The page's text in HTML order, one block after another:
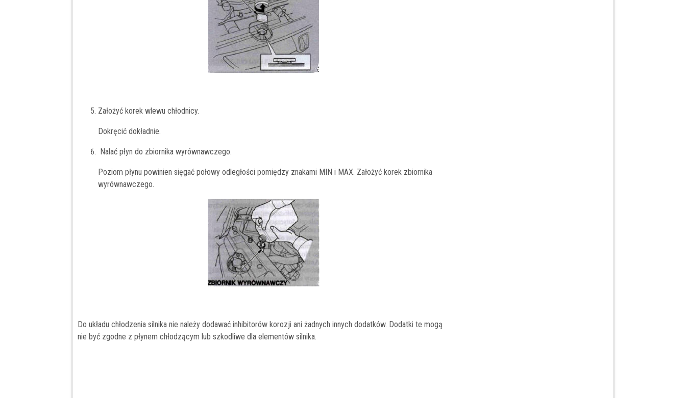
Założyć korek wlewu chłodnicy.
Dokręcić dokładnie.
Nalać płyn do zbiornika wyrównawczego.
Poziom płynu powinien sięgać połowy odległości pomiędzy znakami MIN i MAX. Założyć korek zbiornika
wyrównawczego.
Do układu chłodzenia silnika nie należy dodawać inhibitorów korozji ani żadnych innych dodatków. Dodatki te mogą
nie być zgodne z płynem chłodzącym lub szkodliwe dla elementów silnika.